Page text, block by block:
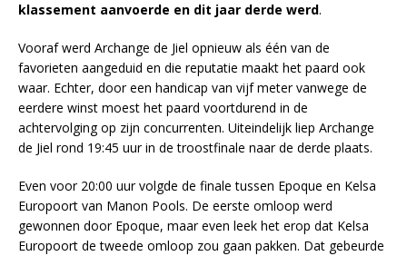
klassement aanvoerde en dit jaar derde werd.
Vooraf werd Archange de Jiel opnieuw als één van de
favorieten aangeduid en die reputatie maakt het paard ook
waar. Echter, door een handicap van vijf meter vanwege de
eerdere winst moest het paard voortdurend in de
achtervolging op zijn concurrenten. Uiteindelijk liep Archange
de Jiel rond 19:45 uur in de troostfinale naar de derde plaats.
Even voor 20:00 uur volgde de finale tussen Epoque en Kelsa
Europoort van Manon Pools. De eerste omloop werd
gewonnen door Epoque, maar even leek het erop dat Kelsa
Europoort de tweede omloop zou gaan pakken. Dat gebeurde